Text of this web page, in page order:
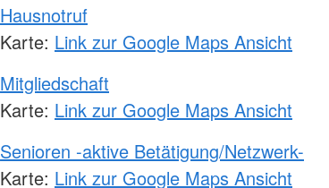
Hausnotruf
Karte: Link zur Google Maps Ansicht
Mitgliedschaft
Karte: Link zur Google Maps Ansicht
Senioren -aktive Betätigung/Netzwerk-
Karte: Link zur Google Maps Ansicht